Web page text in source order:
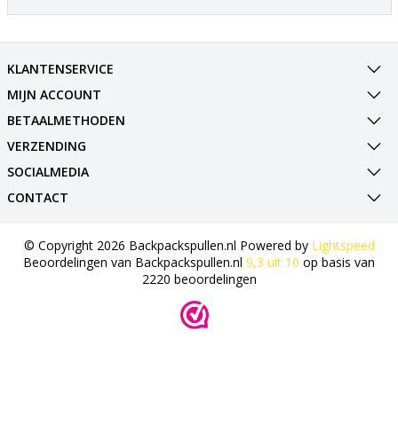
KLANTENSERVICE
MIJN ACCOUNT
BETAALMETHODEN
VERZENDING
SOCIALMEDIA
CONTACT
© Copyright 2026 Backpackspullen.nl Powered by Lightspeed
Beoordelingen van Backpackspullen.nl 9,3 uit 10 op basis van
2220 beoordelingen